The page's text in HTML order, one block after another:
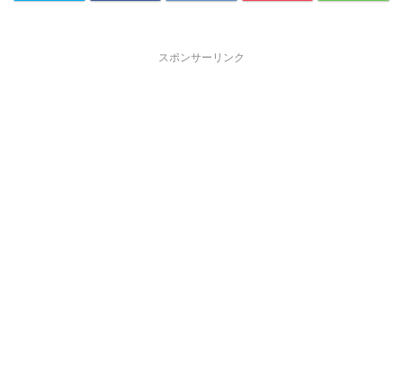
スポンサーリンク